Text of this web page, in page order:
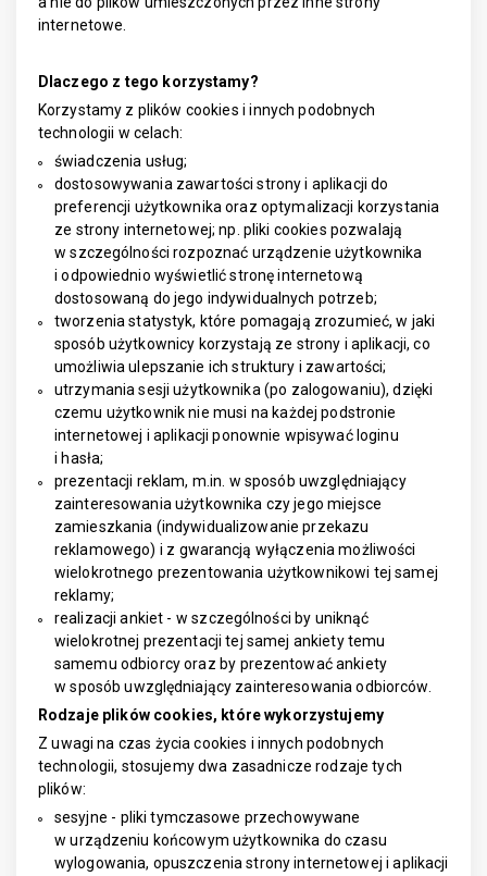
internetowe.
Dlaczego z tego korzystamy?
Korzystamy z plików cookies i innych podobnych
technologii w celach:
świadczenia usług;
dostosowywania zawartości strony i aplikacji do
preferencji użytkownika oraz optymalizacji korzystania
ze strony internetowej; np. pliki cookies pozwalają
w szczególności rozpoznać urządzenie użytkownika
i odpowiednio wyświetlić stronę internetową
dostosowaną do jego indywidualnych potrzeb;
tworzenia statystyk, które pomagają zrozumieć, w jaki
sposób użytkownicy korzystają ze strony i aplikacji, co
umożliwia ulepszanie ich struktury i zawartości;
utrzymania sesji użytkownika (po zalogowaniu), dzięki
czemu użytkownik nie musi na każdej podstronie
internetowej i aplikacji ponownie wpisywać loginu
i hasła;
prezentacji reklam, m.in. w sposób uwzględniający
zainteresowania użytkownika czy jego miejsce
zamieszkania (indywidualizowanie przekazu
reklamowego) i z gwarancją wyłączenia możliwości
wielokrotnego prezentowania użytkownikowi tej samej
reklamy;
realizacji ankiet - w szczególności by uniknąć
wielokrotnej prezentacji tej samej ankiety temu
samemu odbiorcy oraz by prezentować ankiety
w sposób uwzględniający zainteresowania odbiorców.
Rodzaje plików cookies, które wykorzystujemy
Z uwagi na czas życia cookies i innych podobnych
technologii, stosujemy dwa zasadnicze rodzaje tych
plików:
sesyjne - pliki tymczasowe przechowywane
w urządzeniu końcowym użytkownika do czasu
wylogowania, opuszczenia strony internetowej i aplikacji